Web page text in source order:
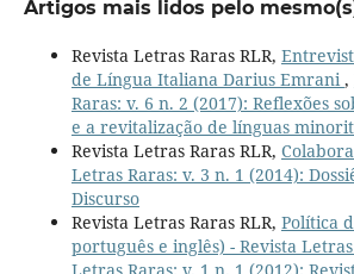
Artigos mais lidos pelo
Revista Letras Raras RLR,
de Língua Italiana Darius Emrani ,
Raras: v. 6 n. 2 (2017): Reflexões
e a revitalização de línguas
Revista Letras Raras RLR,
Letras Raras: v. 3 n. 1 (2014):
Discurso
Revista Letras Raras RLR, Política
português e inglês) - Revista
Letras Raras: v. 1 n. 1 (2012):